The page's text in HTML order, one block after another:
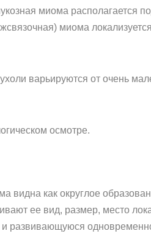
миома располагается
миома
варьируются от очень
осмотре.
видна как округлое
ее вид, размер, место
развивающуюся